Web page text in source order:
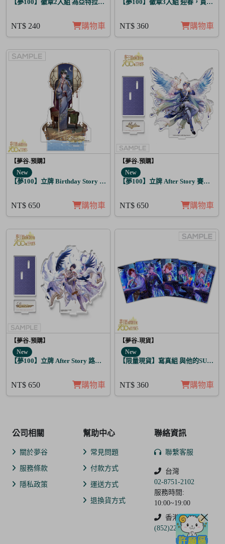
【夢100】徽章2入組 為亞特拉斯的聖夜點燃夢之火 希里爾
NT$ 240 購物車
【夢100】徽章3入組 迎春，貫徹仁
NT$ 360 購物車
【夢谷-預購】
New
【夢100】立牌 Birthday Story 藤目 月覺
NT$ 650 購物車
【夢谷-預購】
New
【夢100】立牌 After Story 賽菲爾
NT$ 650 購物車
【夢谷-預購】
New
【夢100】立牌 After Story 路希安 日覺
NT$ 650 購物車
【夢谷-現貨】
New
【限量現貨】寫真組 與他的
NT$ 360 購物車
公司相關
關於夢谷
服務條款
隱私政策
幫助中心
常見問題
付款方式
運送方式
退換貨方式
聯絡資訊
聯繫客服
台灣
02-8751-2102
服務時間:
10:00~19:00
香港
(852)2250-9311